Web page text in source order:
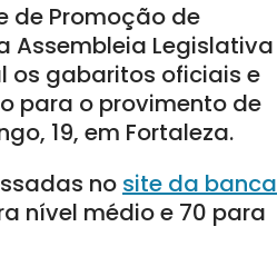
de Promoção de
Assembleia Legislativa
os gabaritos oficiais e
para o provimento de
19, em Fortaleza.
no site da banca
nível médio e 70 para